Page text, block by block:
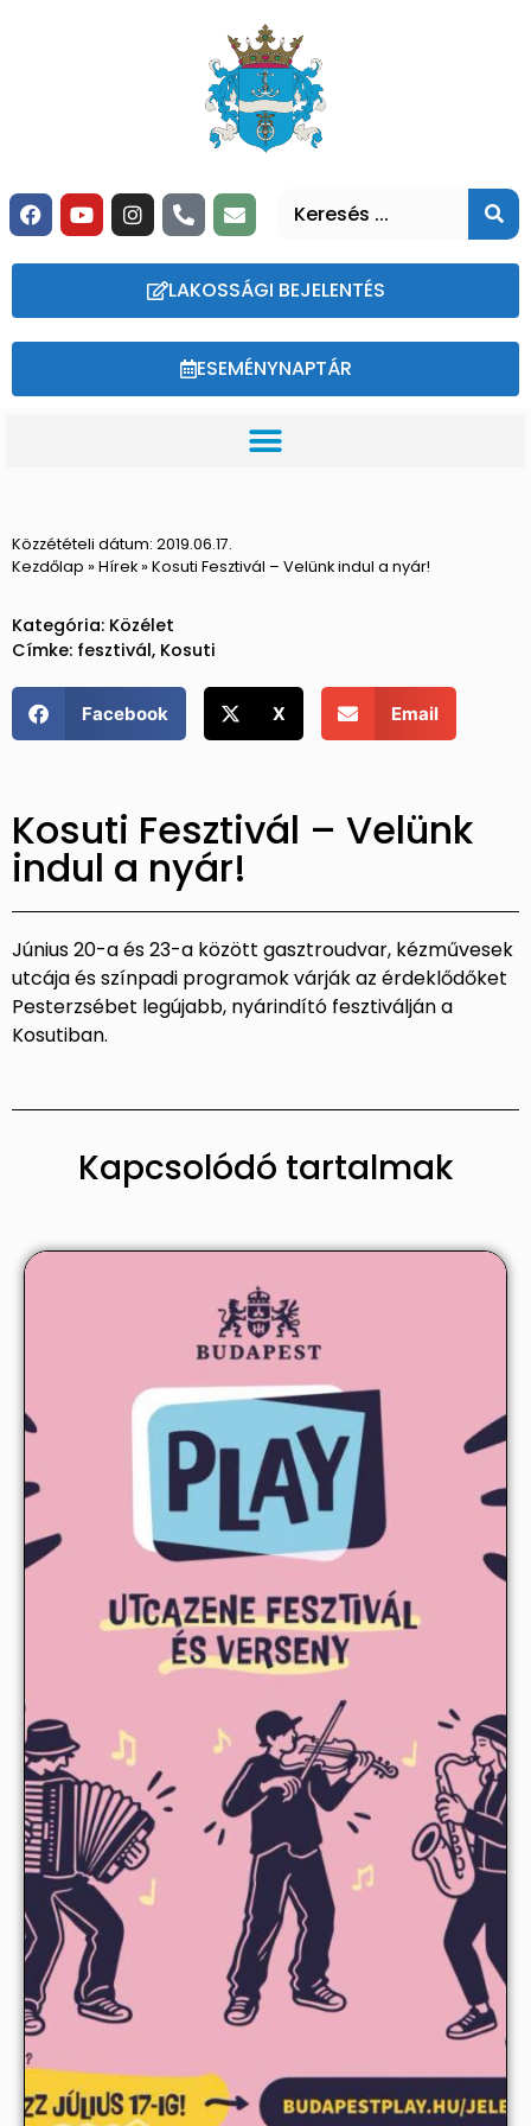
LAKOSSÁGI BEJELENTÉS
ESEMÉNYNAPTÁR
Közzétételi dátum: 2019.06.17.
Kezdőlap » Hírek» Kosuti Fesztivál – Velünk indul a nyár!
Kategória: Közélet
Címke: fesztivál, Kosuti
Facebook X Email
Kosuti Fesztivál – Velünk
indul a nyár!
Június 20-a és 23-a között gasztroudvar, kézművesek
utcája és színpadi programok várják az érdeklődőket
Pesterzsébet legújabb, nyárindító fesztiválján a
Kosutiban.
Kapcsolódó tartalmak